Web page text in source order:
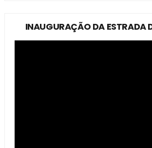
INAUGURAÇÃO DA ESTRADA